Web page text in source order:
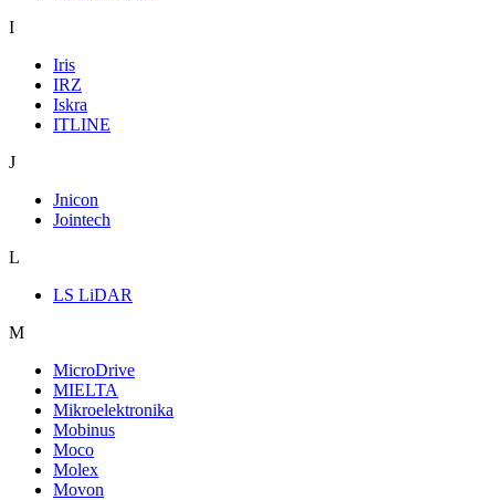
I
Iris
IRZ
Iskra
ITLINE
J
Jnicon
Jointech
L
LS LiDAR
M
MicroDrive
MIELTA
Mikroelektronika
Mobinus
Moco
Molex
Movon